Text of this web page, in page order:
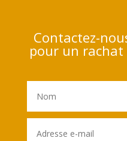
Contactez-
pour un rachat